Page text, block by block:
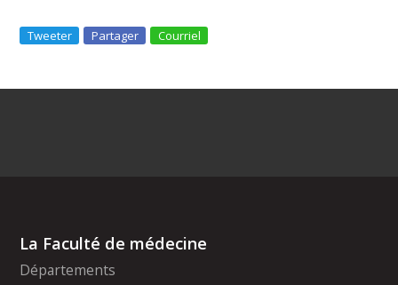
Tweeter Partager Courriel
La Faculté de médecine
Départements